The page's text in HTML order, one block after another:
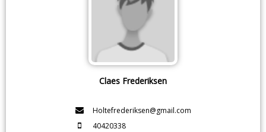
Claes Frederiksen
Holtefrederiksen@gmail.com
40420338